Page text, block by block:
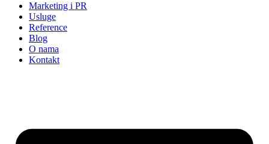
Marketing i PR
Usluge
Reference
Blog
O nama
Kontakt